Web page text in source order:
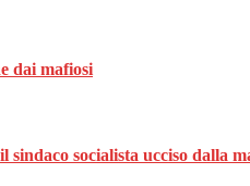
dai mafiosi
socialista ucciso dalla